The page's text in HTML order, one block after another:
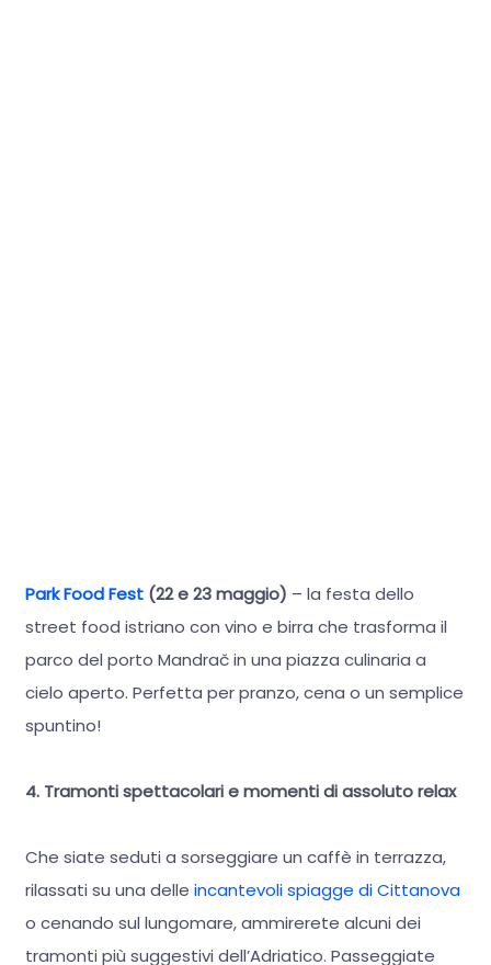
Park Food Fest(22 e 23 maggio) – la festa dello
street food istriano con vino e birra che trasforma il
parco del porto Mandrač in una piazza culinaria a
cielo aperto. Perfetta per pranzo, cena o un semplice
spuntino!
4. Tramonti spettacolari e momenti di assoluto relax
Che siate seduti a sorseggiare un caffè in terrazza,
rilassati su una delle incantevoli spiagge di Cittanova
o cenando sul lungomare, ammirerete alcuni dei
tramonti più suggestivi dell’Adriatico. Passeggiate